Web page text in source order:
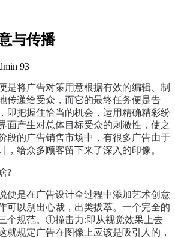
与传播
93
是将广告对策用意根据有效的编辑、制
传递给受众，而它的最终任务便是告
即把握住恰当的机会，运用精确精彩纷
面产生对总体目标受众的刺激性，使之
段的广告销售市场中，有很多广告由于
，给众多顾客留下来了深入的印像。
?
便是在广告设计全过程中添加艺术创意
可以别出心裁，出类拔萃。一个完全的
个规范。①撞击力:即从视觉效果上去
就规定广告在图像上应该是吸引人的，